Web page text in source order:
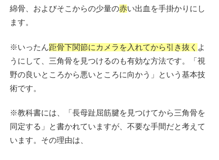
綿骨、およびそこからの少量の赤い出血を手掛かりにし
ます。
※いったん距骨下関節にカメラを入れてから引き抜く よ
うにして、三角骨を見つけるのも有効な方法です。「視
野の良いところから悪いところに向かう」という基本技
術です。
※教科書には、「長母趾屈筋腱を見つけてから三角骨を
同定する」と書かれていますが、不要な手間だと考えて
います。その理由は、